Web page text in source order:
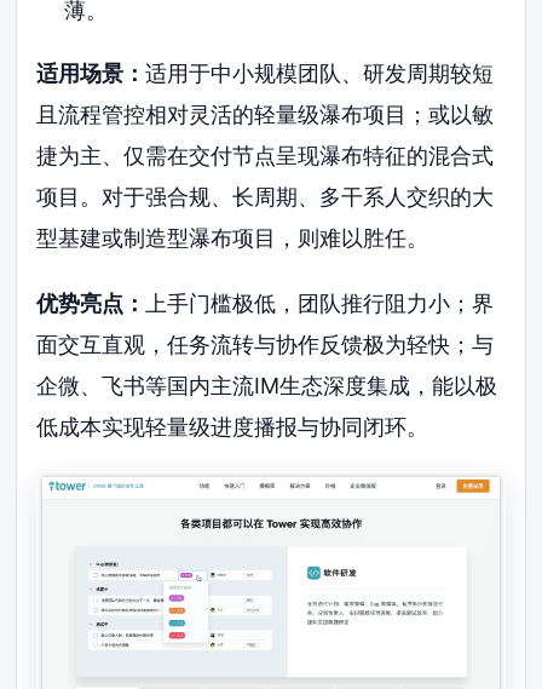
薄。
适用场景：适用于中小规模团队、研发周期较短
且流程管控相对灵活的轻量级瀑布项目；或以敏
捷为主、仅需在交付节点呈现瀑布特征的混合式
项目。对于强合规、长周期、多干系人交织的大
型基建或制造型瀑布项目，则难以胜任。
优势亮点：
上手门槛极低，团队推行阻力小；界
面交互直观，任务流转与协作反馈极为轻快；与
企微、飞书等国内主流IM生态深度集成，能以极
低成本实现轻量级进度播报与协同闭环。